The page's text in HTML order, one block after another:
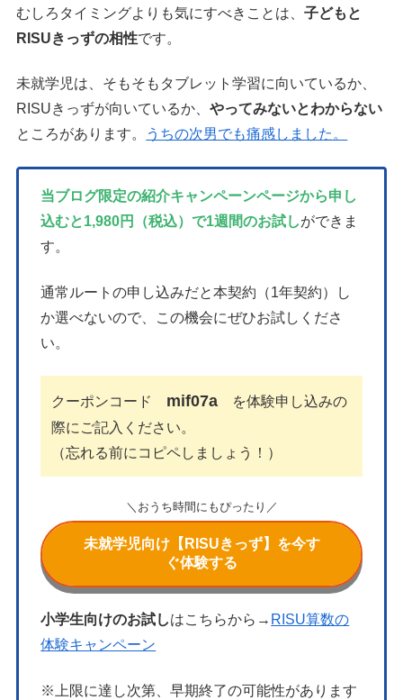
むしろタイミングよりも気にすべきことは、子どもと
RISUきっずの相性です。
未就学児は、そもそもタブレット学習に向いているか、
RISUきっずが向いているか、やってみないとわからない
ところがあります。
うちの次男でも痛感しました。
当ブログ限定の紹介キャンペーンページから申し
込むと1,980円（税込）で1週間のお試しができま
す。
通常ルートの申し込みだと本契約（1年契約）し
か選べないので、この機会にぜひお試しくださ
い。
クーポンコード mif07a を体験申し込みの
際にご記入ください。
（忘れる前にコピペしましょう！）
＼おうち時間にもぴったり／
未就学児向け【RISUきっず】を今す
ぐ体験する
小学生向けのお試しはこちらから→ RISU算数の
体験キャンペーン
※上限に達し次第、早期終了の可能性があります